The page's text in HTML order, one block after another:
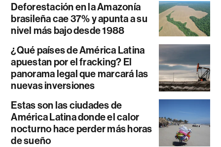
Deforestación en la Amazonía
brasileña cae 37% y apunta a su
nivel más bajo desde 1988
¿Qué países de América Latina
apuestan por el fracking? El
panorama legal que marcará las
nuevas inversiones
Estas son las ciudades de
América Latina donde el calor
nocturno hace perder más horas
de sueño